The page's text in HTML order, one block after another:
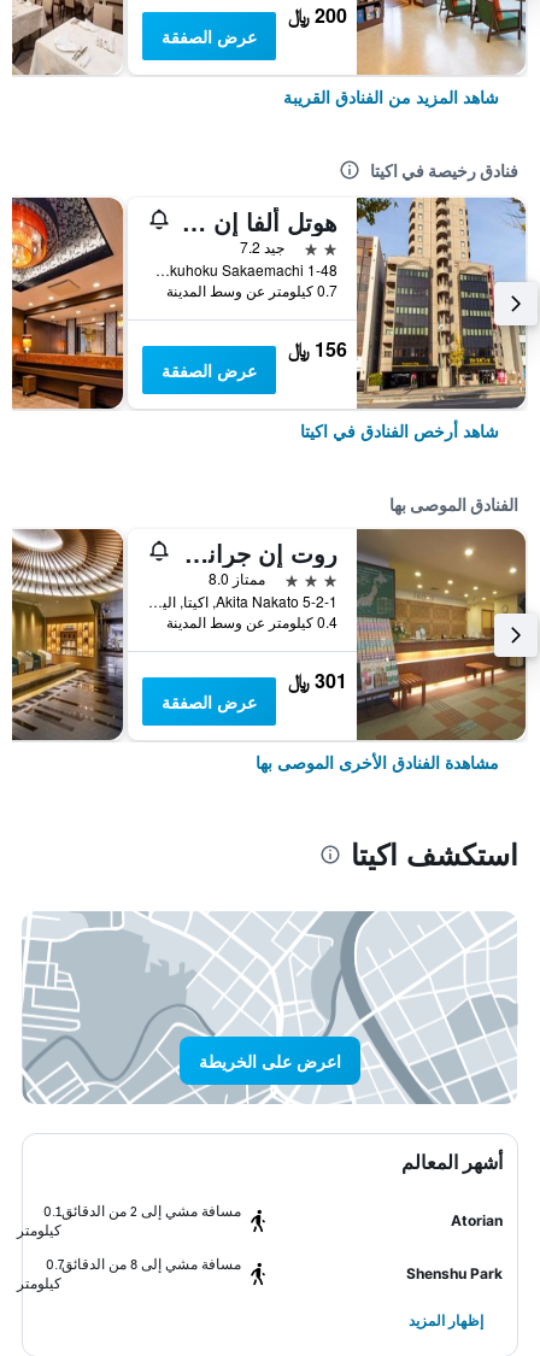
200 ﷼
عرض الصفقة
شاهد المزيد من الفنادق القريبة
فنادق رخيصة في اكيتا
هوتل ألفا إن أكيتا
2 نجمتين
جيد 7.2
Kyokuhoku Sakaemachi 1-48, اكيتا, اليابان
0.7 كيلومتر عن وسط المدينة
156 ﷼
عرض الصفقة
شاهد أرخص الفنادق في اكيتا
الفنادق الموصى بها
روت إن جرانتيا أكيتا سبا ريزورت
3 نجوم
ممتاز 8.0
5-2-1 Akita Nakato, اكيتا, اليابان
0.4 كيلومتر عن وسط المدينة
301 ﷼
عرض الصفقة
مشاهدة الفنادق الأخرى الموصى بها
استكشف اكيتا
اعرض على الخريطة
أشهر المعالم
Atorian
مسافة مشي إلى 2 من الدقائق
0.1
كيلومتر
Shenshu Park
مسافة مشي إلى 8 من الدقائق
0.7
كيلومتر
إظهار المزيد